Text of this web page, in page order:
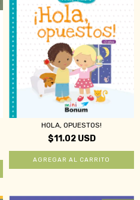
HOLA, OPUESTOS!
$11.02 USD